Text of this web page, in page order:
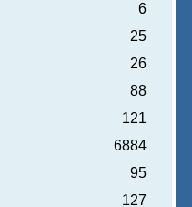
6
25
26
88
121
6884
95
127